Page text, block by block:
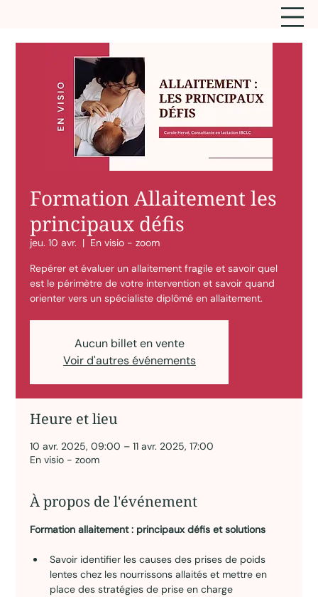
Formation Allaitement les
principaux défis
jeu. 10 avr.
  |
En visio - zoom
Repérer et évaluer un allaitement fragile et savoir quel
est le périmètre de votre intervention et savoir quand
orienter vers un spécialiste diplômé en allaitement.
Aucun billet en vente
Voir d'autres événements
Heure et lieu
10 avr. 2025, 09:00 – 11 avr. 2025, 17:00
En visio - zoom
À propos de l'événement
Formation allaitement : principaux défis et solutions
Savoir identifier les causes des prises de poids
lentes chez les nourrissons allaités et mettre en
place des stratégies de prise en charge